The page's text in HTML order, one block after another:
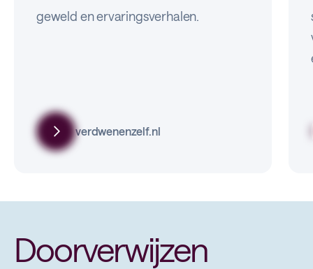
geweld en ervaringsverhalen.
verdwenenzelf.nl
Doorverwijzen